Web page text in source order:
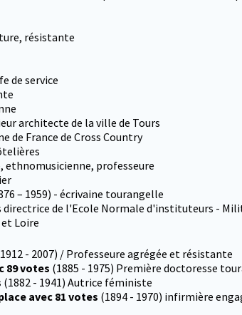
résistante
de service
architecte de la ville de Tours
de France de Cross Country
ethnomusicienne, professeure
– 1959) - écrivaine tourangelle
directrice de l'Ecole Normale d'instituteurs -
Loire
- 2007) / Professeure agrégée et résistante
onglet)
89 votes (1885 - 1975) Première doctoresse
(1882 - 1941) Autrice féministe
un nouvel onglet)
avec 81 votes (1894 - 1970) infirmière